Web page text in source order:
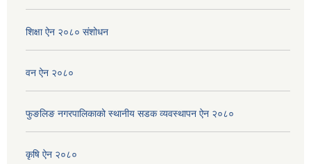
शिक्षा ऐन २०८० संशोधन
वन ऐन २०८०
फुङलिङ नगरपालिकाको स्थानीय सडक व्यवस्थापन ऐन २०८०
कृषि ऐन २०८०